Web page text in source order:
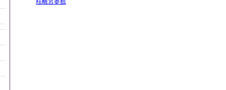
桂離宮参観